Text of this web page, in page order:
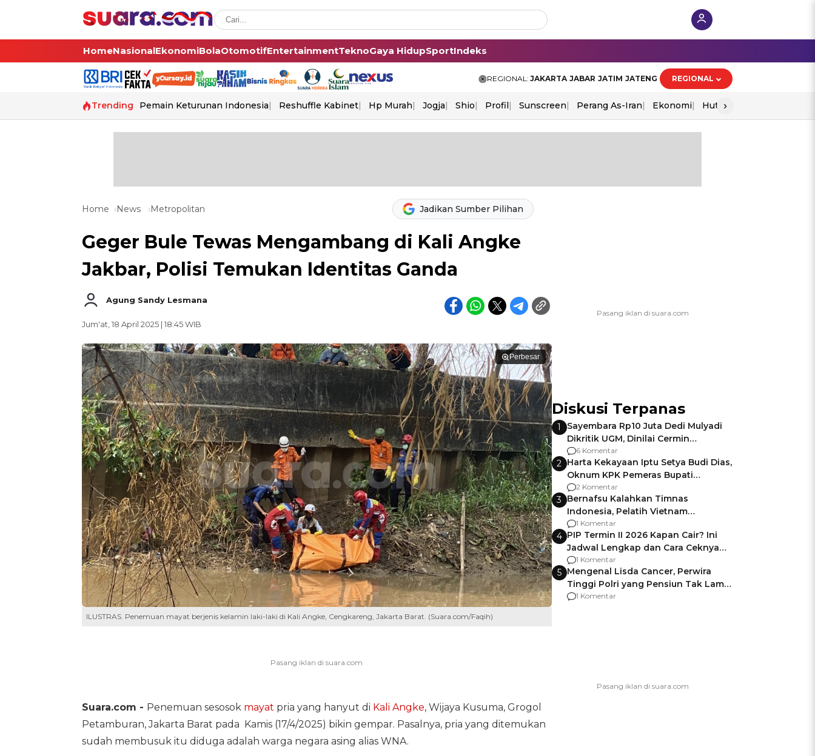
HomeNasionalEkonomiBolaOtomotifEntertainmentTeknoGaya HidupSportIndeks
REGIONAL: JAKARTA JABAR JATIM JATENG REGIONAL
Trending Pemain Keturunan Indonesia Reshuffle Kabinet Hp Murah Jogja Shio Profil Sunscreen Perang As-Iran Ekonomi Hut Ri
›
Home News Metropolitan Jadikan Sumber Pilihan
Geger Bule Tewas Mengambang di Kali Angke
Jakbar, Polisi Temukan Identitas Ganda
Agung Sandy Lesmana
Jum'at, 18 April 2025 | 18:45 WIB
Perbesar
ILUSTRAS. Penemuan mayat berjenis kelamin laki-laki di Kali Angke, Cengkareng, Jakarta Barat. (Suara.com/Faqih)
Suara.com - Penemuan sesosok mayat pria yang hanyut di Kali Angke, Wijaya Kusuma, Grogol
Petamburan, Jakarta Barat pada Kamis (17/4/2025) bikin gempar. Pasalnya, pria yang ditemukan
sudah membusuk itu diduga adalah warga negara asing alias WNA.
Diskusi Terpanas
1
Sayembara Rp10 Juta Dedi Mulyadi
Dikritik UGM, Dinilai Cermin
Gagalnya Negara Jamin Keamanan
6 Komentar
2 Harta Kekayaan Iptu Setya Budi Dias,
Oknum KPK Pemeras Bupati
Pemalang
2 Komentar
3 Bernafsu Kalahkan Timnas
Indonesia, Pelatih Vietnam
Berencana Pakai Jimat di Pakansari
1 Komentar
4 PIP Termin II 2026 Kapan Cair? Ini
Jadwal Lengkap dan Cara Ceknya
agar Dana Tidak Hangus!
1 Komentar
5 Mengenal Lisda Cancer, Perwira
Tinggi Polri yang Pensiun Tak Lama
Usai Jadi Brigjen
1 Komentar